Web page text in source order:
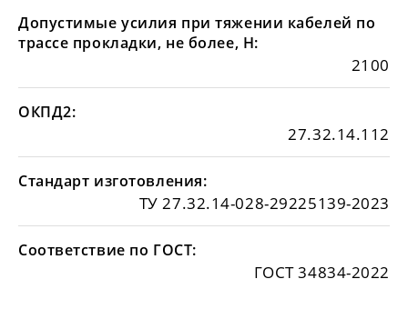
Допустимые усилия при тяжении кабелей по
трассе прокладки, не более, Н:
2100
ОКПД2:
27.32.14.112
Стандарт изготовления:
ТУ 27.32.14-028-29225139-2023
Соответствие по ГОСТ:
ГОСТ 34834-2022